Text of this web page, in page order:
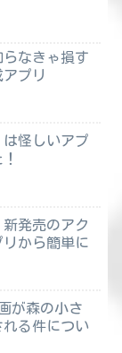
らなきゃ損す
プリ
怪しいアプ
新発売のアク
から簡単に
が森の小さ
る件につい